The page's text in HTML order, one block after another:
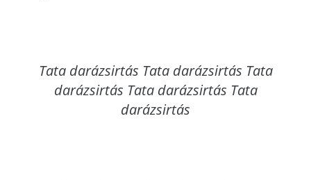
Tatadarázsirtás Tata darázsirtás Tata
darázsirtás Tata darázsirtás Tata
darázsirtás